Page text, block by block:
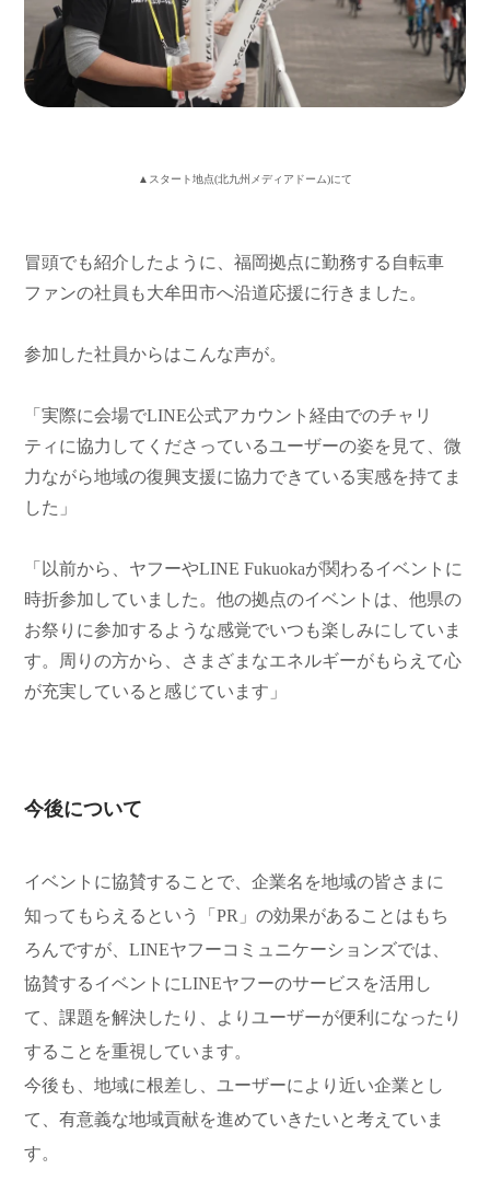
▲スタート地点(北九州メディアドーム)にて
冒頭でも紹介したように、福岡拠点に勤務する自転車
ファンの社員も大牟田市へ沿道応援に行きました。
参加した社員からはこんな声が。
「実際に会場でLINE公式アカウント経由でのチャリ
ティに協力してくださっているユーザーの姿を見て、微
力ながら地域の復興支援に協力できている実感を持てま
した」
「以前から、ヤフーやLINE Fukuokaが関わるイベントに
時折参加していました。他の拠点のイベントは、他県の
お祭りに参加するような感覚でいつも楽しみにしていま
す。周りの方から、さまざまなエネルギーがもらえて心
が充実していると感じています」
今後について
イベントに協賛することで、企業名を地域の皆さまに
知ってもらえるという「PR」の効果があることはもち
ろんですが、LINEヤフーコミュニケーションズでは、
協賛するイベントにLINEヤフーのサービスを活用し
て、課題を解決したり、よりユーザーが便利になったり
することを重視しています。
今後も、地域に根差し、ユーザーにより近い企業とし
て、有意義な地域貢献を進めていきたいと考えていま
す。